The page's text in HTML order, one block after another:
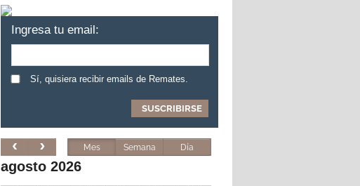
Ingresa tu email:
Sí, quisiera recibir emails de Remates.
Mes Semana Día
agosto 2026